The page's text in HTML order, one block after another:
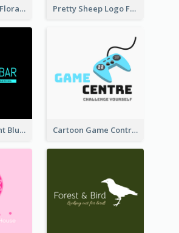
Elegant Linear Floral Logo Pretty Sheep Logo For Baby Care Products
Cool Fluorescent Blue Bar Logo Cartoon Game Controller Logo